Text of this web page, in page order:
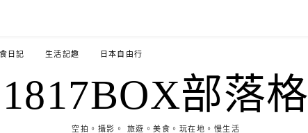
日記 生活記趣 日本自由行
1817BOX部落格
空拍。攝影。 旅遊。美食。玩在地。慢生活